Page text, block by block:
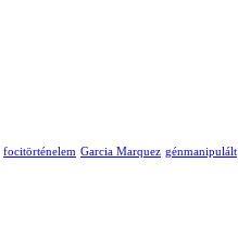
focitörténelem Garcia Marquez génmanipulált